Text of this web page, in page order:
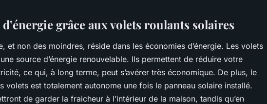
grâce aux volets roulants solaires
et non des moindres, réside dans les économies d’énergie. Les volets
source d’énergie renouvelable. Ils permettent de réduire votre
ce qui, à long terme, peut s’avérer très économique. De plus, le
volets est totalement autonome une fois le panneau solaire installé.
de garder la fraicheur à l’intérieur de la maison, tandis qu’en